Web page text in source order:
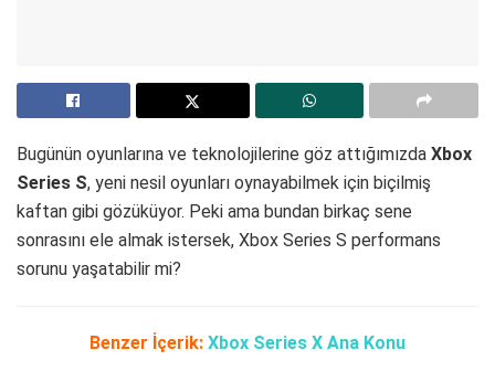
Bugünün oyunlarına ve teknolojilerine göz attığımızda Xbox
Series S, yeni nesil oyunları oynayabilmek için biçilmiş
kaftan gibi gözüküyor. Peki ama bundan birkaç sene
sonrasını ele almak istersek, Xbox Series S performans
sorunu yaşatabilir mi?
Benzer İçerik: Xbox Series X Ana Konu